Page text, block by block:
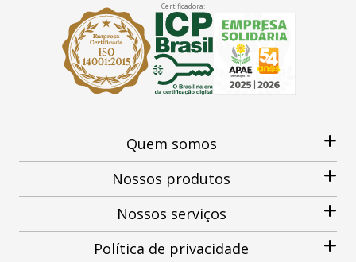
Certificadora:
Quem somos
Nossos produtos
Nossos serviços
Política de privacidade